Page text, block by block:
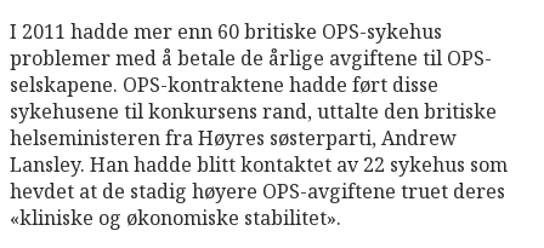
I 2011 hadde mer enn 60 britiske OPS-sykehus
problemer med å betale de årlige avgiftene til OPS-
selskapene. OPS-kontraktene hadde ført disse
sykehusene til konkursens rand, uttalte den britiske
helseministeren fra Høyres søsterparti, Andrew
Lansley. Han hadde blitt kontaktet av 22 sykehus som
hevdet at de stadig høyere OPS-avgiftene truet deres
«kliniske og økonomiske stabilitet».